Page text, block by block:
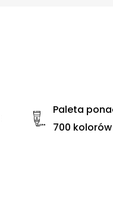
Paleta
700 kolorów